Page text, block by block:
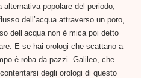
popolare del periodo,
dell’acqua attraverso un poro,
dell’acqua non è mica poi detto
E se hai orologi che scattano a
è roba da pazzi. Galileo, che
degli orologi di questo